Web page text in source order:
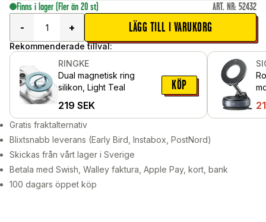
Finns i lager (Fler än 20 st) ART. NR: 52432
-
+ LÄGG TILL I VARUKORG
Rekommenderade tillval:
RINGKE
Dual magnetisk ring
silikon, Light Teal
219 SEK
KÖP
Gratis fraktalternativ
Blixtsnabb leverans (Early Bird, Instabox, PostNord)
Skickas från vårt lager i Sverige
Betala med Swish, Walley faktura, Apple Pay, kort, bank
100 dagars öppet köp